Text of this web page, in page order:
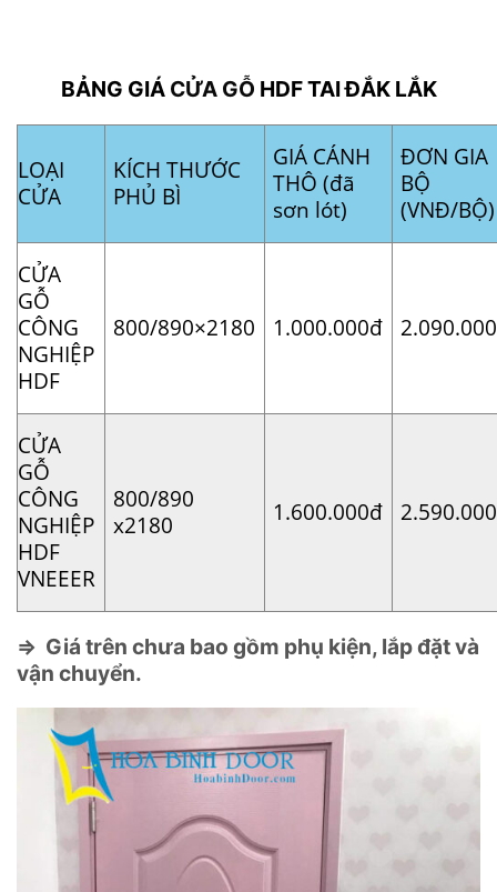
BẢNG GIÁ CỬA GỖ HDF TAI ĐẮK LẮK
LOẠI
CỬA
KÍCH THƯỚC
PHỦ BÌ
GIÁ CÁNH
THÔ (đã
sơn lót)
ĐƠN GIA
BỘ
(VNĐ/BỘ)
CỬA
GỖ
CÔNG
NGHIỆP
HDF
800/890×2180 1.000.000đ
CỬA
GỖ
CÔNG
NGHIỆP
HDF
VNEEER
800/890
x2180
1.600.000đ
⇒ Giá trên chưa bao gồm phụ kiện, lắp đặt và
vận chuyển.